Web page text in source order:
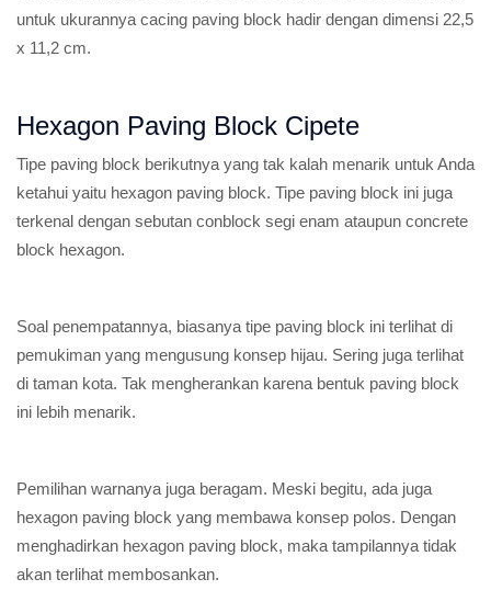
untuk ukurannya cacing paving block hadir dengan dimensi 22,5
x 11,2 cm.
Hexagon Paving Block Cipete
Tipe paving block berikutnya yang tak kalah menarik untuk Anda
ketahui yaitu hexagon paving block. Tipe paving block ini juga
terkenal dengan sebutan conblock segi enam ataupun concrete
block hexagon.
Soal penempatannya, biasanya tipe paving block ini terlihat di
pemukiman yang mengusung konsep hijau. Sering juga terlihat
di taman kota. Tak mengherankan karena bentuk paving block
ini lebih menarik.
Pemilihan warnanya juga beragam. Meski begitu, ada juga
hexagon paving block yang membawa konsep polos. Dengan
menghadirkan hexagon paving block, maka tampilannya tidak
akan terlihat membosankan.